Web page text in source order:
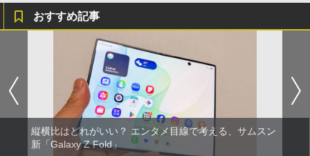
おすすめ記事
縦横比はどれがいい？ エンタメ目線で考える、サムスン
新「Galaxy Z Fold」